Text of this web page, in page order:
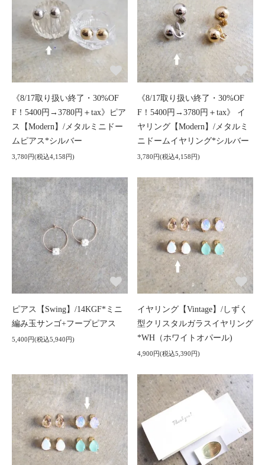
《8/17取り扱い終了・30%OF
F！5400円→3780円＋tax》ピア
ス【Modern】/メタルミニドー
ムピアス*シルバー
3,780円(税込4,158円)
《8/17取り扱い終了・30%OF
F！5400円→3780円＋tax》 イ
ヤリング【Modern】/メタルミ
ニドームイヤリング*シルバー
3,780円(税込4,158円)
ピアス【Swing】/14KGF*ミニ
編み玉サンゴ+フープピアス
5,400円(税込5,940円)
イヤリング【Vintage】/しずく
型クリスタルガラスイヤリング
*WH（ホワイトオパール)
4,900円(税込5,390円)